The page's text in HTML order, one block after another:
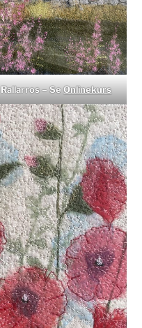
Rallarros – SeOnlinekurs